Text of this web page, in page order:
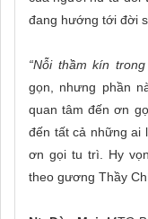
đang hướng tới đời
“Nỗi thầm kín
gọn, nhưng phần
quan tâm đến ơn
đến tất cả những ai
ơn gọi tu trì. Hy
theo gương Thầy